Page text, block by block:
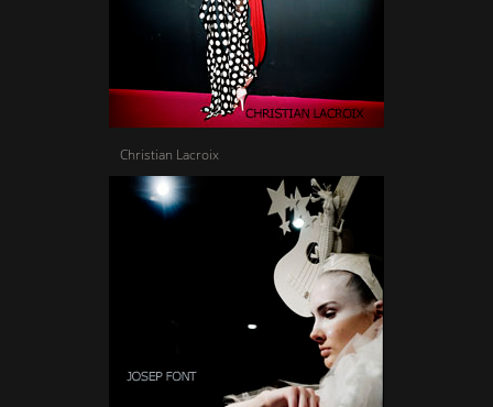
Christian Lacroix